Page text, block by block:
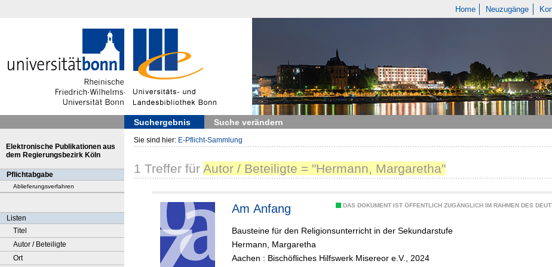
Home Neuzugänge
Suchergebnis Suche verändern
Elektronische Publikationen aus
dem Regierungsbezirk Köln
Pflichtabgabe
Ablieferungsverfahren
Listen
Titel
Autor / Beteiligte
Ort
Sie sind hier: E-Pflicht-Sammlung
1 Treffer für Autor / Beteiligte = "Hermann, Margaretha"
DAS DOKUMENT IST ÖFFENTLICH ZUGÄNGLICH IM RAHMEN DES
Am Anfang
Bausteine für den Religionsunterricht in der Sekundarstufe
Hermann, Margaretha
Aachen : Bischöfliches Hilfswerk Misereor e.V., 2024